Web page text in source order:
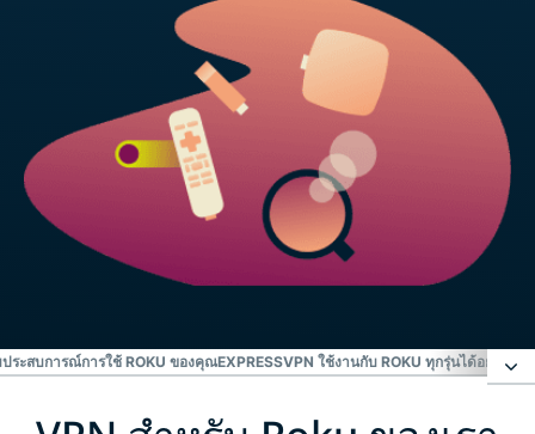
ระสบการณ์การใช้ ROKU ของคุณEXPRESSVPN ใช้งานกับ ROKU ทุกรุ่นได้อย่างไร